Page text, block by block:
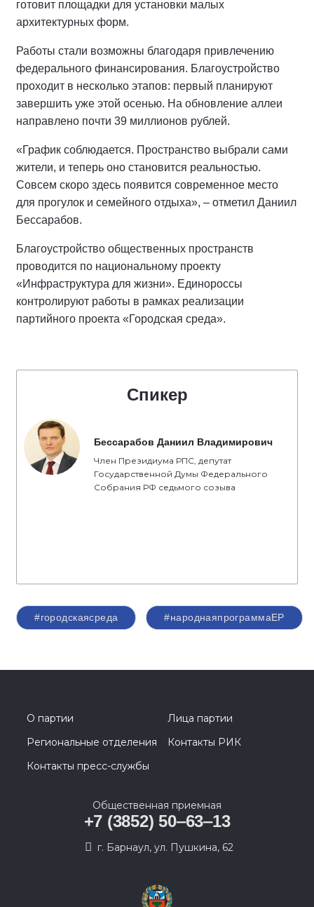
готовит площадки для установки малых
архитектурных форм.
Работы стали возможны благодаря привлечению
федерального финансирования. Благоустройство
проходит в несколько этапов: первый планируют
завершить уже этой осенью. На обновление аллеи
направлено почти 39 миллионов рублей.
«График соблюдается. Пространство выбрали сами
жители, и теперь оно становится реальностью.
Совсем скоро здесь появится современное место
для прогулок и семейного отдыха», – отметил Даниил
Бессарабов.
Благоустройство общественных пространств
проводится по национальному проекту
«Инфраструктура для жизни». Единороссы
контролируют работы в рамках реализации
партийного проекта «Городская среда».
Спикер
Бессарабов Даниил Владимирович
Член Президиума РПС, депутат
Государственной Думы Федерального
Собрания РФ седьмого созыва
#городскаясреда #народнаяпрограммаЕР
О партии
Лица партии
Региональные отделения
Контакты РИК
Контакты пресс-службы
Общественная приемная
+7 (3852) 50‒63‒13
г. Барнаул, ул. Пушкина, 62